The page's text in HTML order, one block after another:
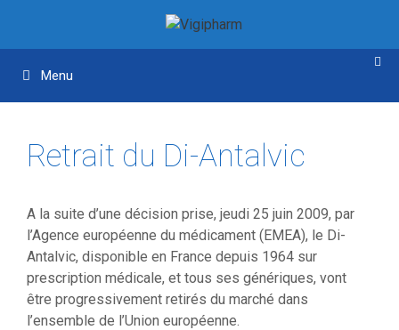
contenu
contenu
Menu
Retrait du Di-Antalvic
A la suite d’une décision prise, jeudi 25 juin 2009, par
l’Agence européenne du médicament (EMEA), le Di-
Antalvic, disponible en France depuis 1964 sur
prescription médicale, et tous ses génériques, vont
être progressivement retirés du marché dans
l’ensemble de l’Union européenne.